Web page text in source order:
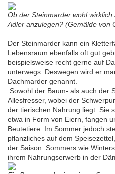
Ob der Steinmarder wohl
Adler anzulegen? (Gemälde von
Der Steinmarder kann ein
Lebensraum ebenfalls oft gut
beispielsweise recht gerne auf
unterwegs. Deswegen wird er
Dachmarder genannt.
Sowohl der Baum- als auch der
Allesfresser, wobei der
der tierischen Nahrung liegt. Sie
etwa in Form von Eiern, fangen
Beutetiere. Im Sommer jedoch
pflanzliches auf dem
der Saison. Sommers wie
ihrem Nahrungserwerb in der